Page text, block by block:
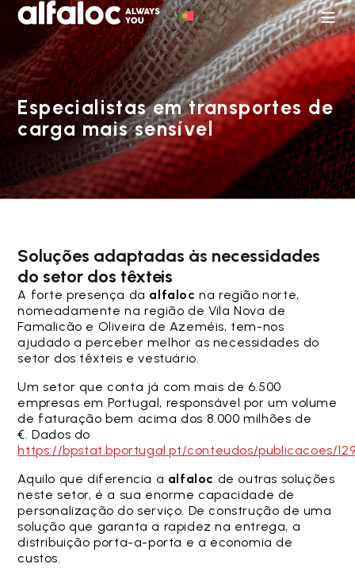
Especialistas em transportes de
carga mais sensível
Soluções adaptadas às necessidades
do setor dos têxteis
A forte presença da alfaloc na região norte,
nomeadamente na região de Vila Nova de
Famalicão e Oliveira de Azeméis, tem-nos
ajudado a perceber melhor as necessidades do
setor dos têxteis e vestuário.
Um setor que conta já com mais de 6.500
empresas em Portugal, responsável por um volume
de faturação bem acima dos 8.000 milhões de
€. Dados do
https://bpstat.bportugal.pt/conteudos/publicacoes/
Aquilo que diferencia a alfaloc de outras soluções
neste setor, é a sua enorme capacidade de
personalização do serviço. De construção de uma
solução que garanta a rapidez na entrega, a
distribuição porta-a-porta e a economia de
custos.